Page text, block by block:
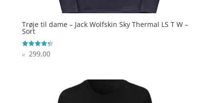
Trøje til dame – Jack Wolfskin Sky Thermal LS T W –
Sort
Vurderet
4.3
kr.299,00